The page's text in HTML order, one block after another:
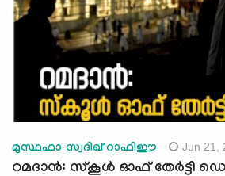
മുസ്ഥഫാ സ്വദിഖ് റാഫിഈ Jun 21,
റമദാന്‍: സ്‌കൂള്‍ ഓഫ് തേര്‍ട്ടി